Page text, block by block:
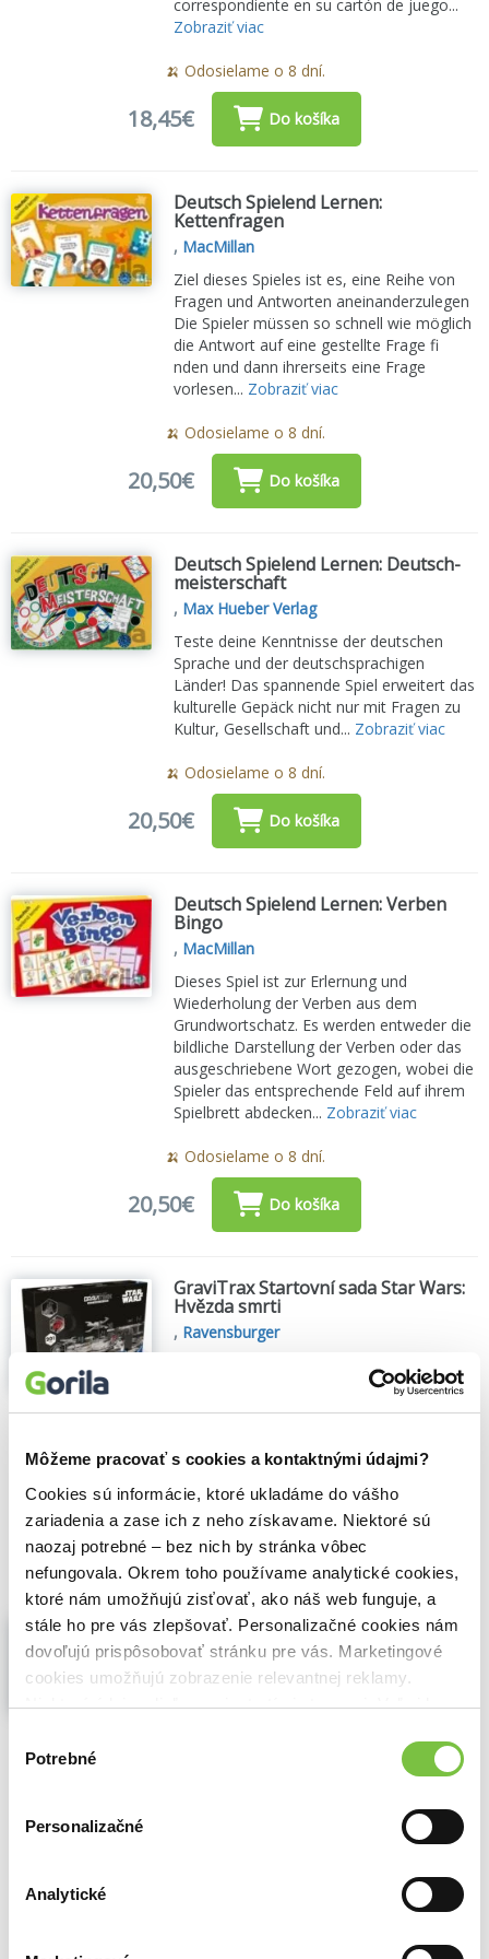
Môžeme pracovať s cookies a kontaktnými údajmi?
Cookies sú informácie, ktoré ukladáme do vášho
zariadenia a zase ich z neho získavame. Niektoré sú
naozaj potrebné – bez nich by stránka vôbec
nefungovala. Okrem toho používame analytické cookies,
ktoré nám umožňujú zisťovať, ako náš web funguje, a
stále ho pre vás zlepšovať. Personalizačné cookies nám
dovoľujú prispôsobovať stránku pre vás. Marketingové
cookies umožňujú zobrazenie relevantnej reklamy.
Niektoré údaje zdieľame aj s tretími stranami. Veľmi by
cookies.
súhlasu
Potrebné
Personalizačné
Analytické
correspondiente en su cartón de juego...
Zobraziť viac
🍌 Odosielame o 8 dní.
18,45€ Do košíka
Deutsch Spielend Lernen:
Kettenfragen
, MacMillan
Ziel dieses Spieles ist es, eine Reihe von
Fragen und Antworten aneinanderzulegen
Die Spieler müssen so schnell wie möglich
die Antwort auf eine gestellte Frage fi
nden und dann ihrerseits eine Frage
vorlesen... Zobraziť viac
🍌 Odosielame o 8 dní.
20,50€ Do košíka
Deutsch Spielend Lernen: Deutsch-
meisterschaft
, Max Hueber Verlag
Teste deine Kenntnisse der deutschen
Sprache und der deutschsprachigen
Länder! Das spannende Spiel erweitert das
kulturelle Gepäck nicht nur mit Fragen zu
Kultur, Gesellschaft und... Zobraziť viac
🍌 Odosielame o 8 dní.
20,50€ Do košíka
Deutsch Spielend Lernen: Verben
Bingo
, MacMillan
Dieses Spiel ist zur Erlernung und
Wiederholung der Verben aus dem
Grundwortschatz. Es werden entweder die
bildliche Darstellung der Verben oder das
ausgeschriebene Wort gezogen, wobei die
Spieler das entsprechende Feld auf ihrem
Spielbrett abdecken... Zobraziť viac
🍌 Odosielame o 8 dní.
20,50€ Do košíka
GraviTrax Startovní sada Star Wars:
Hvězda smrti
, Ravensburger
Zažijte epické souboje mezi dobrou a
temnou stranou Hvězdných válek s
kuličkovou dráhou GraviTrax. Vytvořte si
Star Wars!... Zobraziť viac
🍌 Odosielame o 5 dní.
99,10€ Do košíka
L´italiano giocando: Domande e
Risposte
,MacMillan
Un gioco per imparare ad usare i pronomi
raffigurato un coloratissimo luna park.
Sulle carte ci sono i disegni di oggetti e